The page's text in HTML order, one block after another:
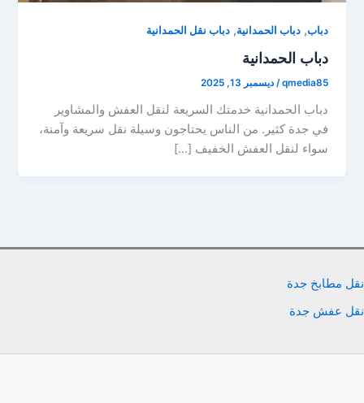
دباب,دباب الحمدانية,دباب نقل الحمدانية
دباب الحمدانية
qmedia85
/ديسمبر 13, 2025
دباب الحمدانية خدمتك السريعة لنقل العفش والمشاوير
في جدة كثير. من الناس يحتاجون وسيلة نقل سريعة وآمنة،
سواء لنقل العفش الخفيف […]
نقل مطابخ جدة
نقل عفش جدة